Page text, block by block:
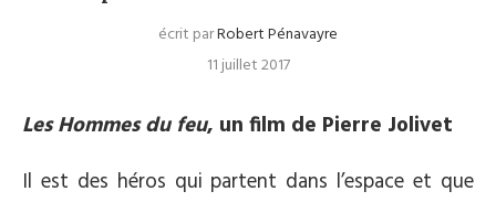
écrit parRobert Pénavayre
11 juillet 2017
Les Hommes du feu, un film de Pierre Jolivet
Il est des héros qui partent dans l’espace et que